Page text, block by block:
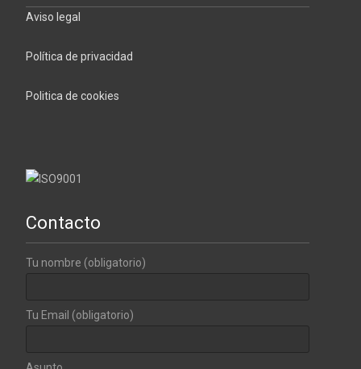
Aviso legal
Política de privacidad
Politica de cookies
Contacto
Tu nombre (obligatorio)
Tu Email (obligatorio)